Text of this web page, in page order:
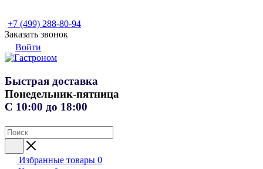
+7 (499) 288-80-94
Заказать звонок
Войти
Быстрая доставка
Понедельник-пятница
С 10:00 до 18:00
Избранные товары 0